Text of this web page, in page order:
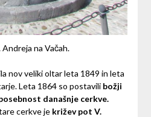
Andreja na Vačah.
nov veliki oltar leta 1849 in leta
Leta 1864 so postavili božji
današnje cerkve.
cerkve je križev pot V.